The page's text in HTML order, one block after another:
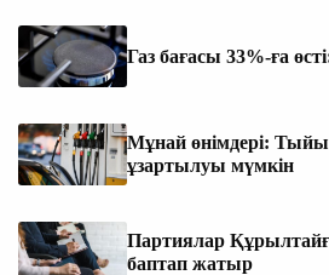
Газ бағасы 33%-ға
Мұнай өнімдері:
ұзартылуы мүмкін
Партиялар
баптап жатыр